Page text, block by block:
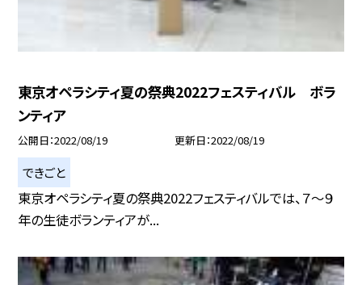
東京オペラシティ夏の祭典2022フェスティバル ボラ
ンティア
公開日 2022/08/19 更新日 2022/08/19
できごと
東京オペラシティ夏の祭典2022フェスティバルでは、７〜９
年の生徒ボランティアが...